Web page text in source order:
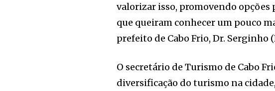
valorizar isso, promovendo
que queiram conhecer um pouco
prefeito de Cabo Frio, Dr. Serginho
O secretário de Turismo de Cabo
diversificação do turismo na